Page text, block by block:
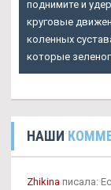
поднимите и
круговые
коленных
которые
НАШИ
Zhikina писала: